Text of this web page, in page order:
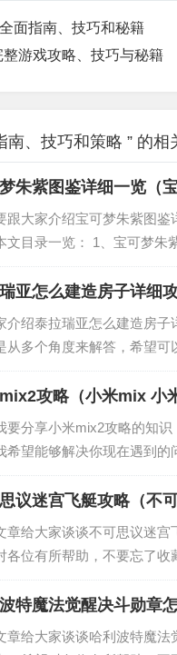
面指南、技巧和秘籍
游戏攻略、技巧与秘籍
南、技巧和策略 ” 的相
朱紫图鉴详细一览（宝
跟大家介绍宝可梦朱紫图
文目录一览： 1、宝可梦朱
398图鉴是什么 5、宝可
亚怎么建造房子详细
介绍泰拉瑞亚怎么建造房
从多个角度来解答，希望
泰拉瑞亚蘑菇人的房子怎么
么建房子...
攻略（小米mix 小
要分享小米mix2攻略的知
希望能够解决你现在遇到
、小米mix2怎样操作 3、小
议迷宫飞艇攻略（不
章给大家谈谈不可思议迷宫
各位有所帮助，不要忘了
议迷宫天空飞艇优先升级
5、不思...
特魔法觉醒决斗勋章
章给大家谈谈哈利波特魔